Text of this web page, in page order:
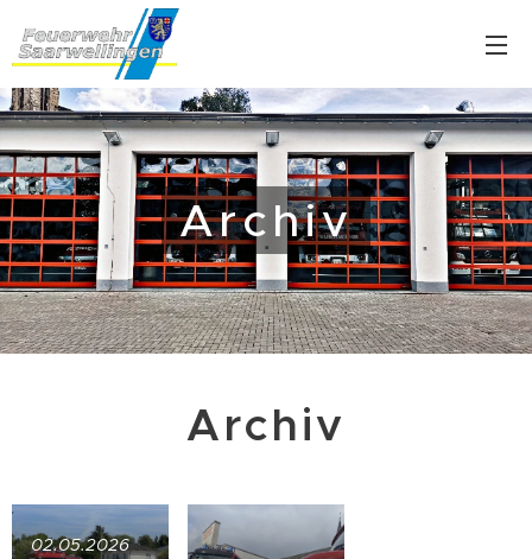
Archiv
Archiv
02.05.2026